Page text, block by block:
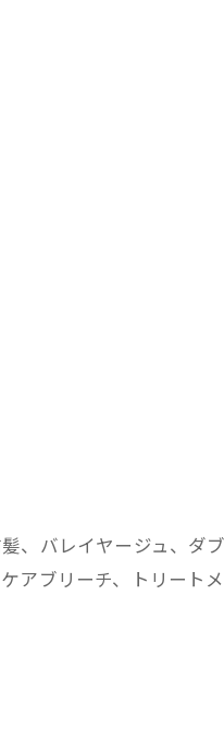
、バレイヤージュ、ダ
ブリーチ、トリート